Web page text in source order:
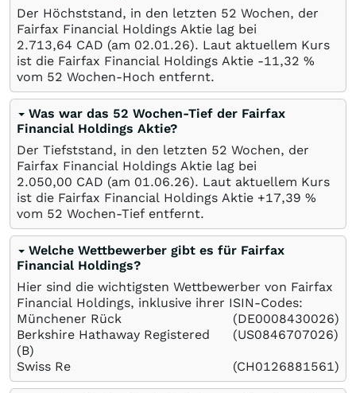
Der Höchststand, in den letzten 52 Wochen, der
Fairfax Financial Holdings Aktie lag bei
2.713,64 CAD (am 02.01.26). Laut aktuellem Kurs
ist die Fairfax Financial Holdings Aktie -11,32 %
vom 52 Wochen-Hoch entfernt.
Was war das 52 Wochen-Tief der Fairfax
Financial Holdings Aktie?
Der Tiefststand, in den letzten 52 Wochen, der
Fairfax Financial Holdings Aktie lag bei
2.050,00 CAD (am 01.06.26). Laut aktuellem Kurs
ist die Fairfax Financial Holdings Aktie +17,39 %
vom 52 Wochen-Tief entfernt.
Welche Wettbewerber gibt es für Fairfax
Financial Holdings?
Hier sind die wichtigsten Wettbewerber von Fairfax
Financial Holdings, inklusive ihrer ISIN-Codes:
Münchener Rück
(DE0008430026)
Berkshire Hathaway Registered
(B)
(US0846707026)
Swiss Re (CH0126881561)